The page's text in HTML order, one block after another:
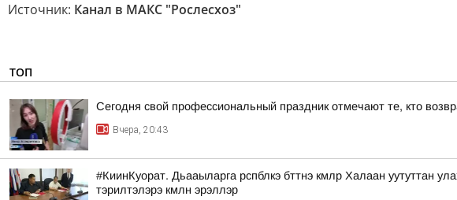
Источник: Канал в МАКС "Рослесхоз"
ТОП
Сегодня свой профессиональный праздник отмечают те, кто
Вчера, 20:43
#КиинКуорат. Дьааыларга рспблкэ бттнэ кмлр Халаан уутуттан
тэрилтэлэрэ кмлн эрэллэр